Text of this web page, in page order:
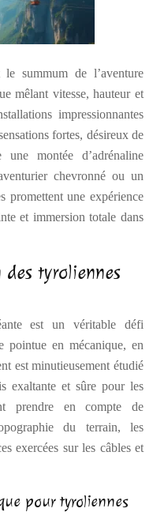
le summum de l’aventure
mêlant vitesse, hauteur et
impressionnantes
fortes, désireux de
montée d’adrénaline
chevronné ou un
promettent une expérience
et immersion totale dans
tyroliennes
est un véritable défi
pointue en mécanique, en
est minutieusement étudié
exaltante et sûre pour les
prendre en compte de
du terrain, les
exercées sur les câbles et
pour tyroliennes